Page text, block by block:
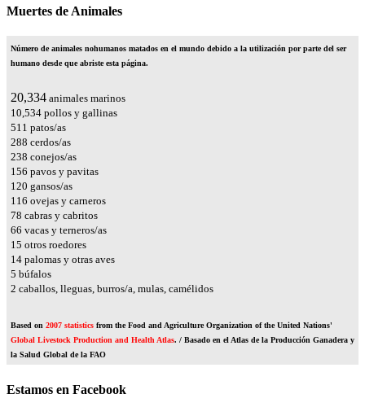
Muertes de Animales
Número de animales nohumanos matados en el mundo debido a la utilización por parte del ser
humano desde que abriste esta página.
26,042 animales marinos
13,490 pollos y gallinas
655 patos/as
369 cerdos/as
304 conejos/as
200 pavos y pavitas
154 gansos/as
149 ovejas y carneros
100cabras y cabritos
84 vacas y terneros/as
19 otros roedores
18 palomas y otras aves
7 búfalos
3 caballos, lleguas, burros/a, mulas, camélidos
Based on 2007 statistics from the Food and Agriculture Organization of the United Nations'
Global Livestock Production and Health Atlas. / Basado en el Atlas de la Producción Ganadera y
la Salud Global de la FAO
Estamos en Facebook